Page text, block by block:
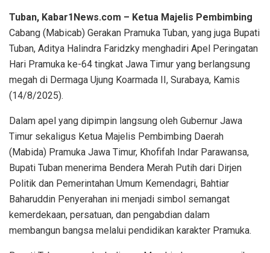
Tuban, Kabar1News.com – Ketua Majelis Pembimbing
Cabang (Mabicab) Gerakan Pramuka Tuban, yang juga Bupati
Tuban, Aditya Halindra Faridzky menghadiri Apel Peringatan
Hari Pramuka ke-64 tingkat Jawa Timur yang berlangsung
megah di Dermaga Ujung Koarmada II, Surabaya, Kamis
(14/8/2025).
Dalam apel yang dipimpin langsung oleh Gubernur Jawa
Timur sekaligus Ketua Majelis Pembimbing Daerah
(Mabida) Pramuka Jawa Timur, Khofifah Indar Parawansa,
Bupati Tuban menerima Bendera Merah Putih dari Dirjen
Politik dan Pemerintahan Umum Kemendagri, Bahtiar
Baharuddin Penyerahan ini menjadi simbol semangat
kemerdekaan, persatuan, dan pengabdian dalam
membangun bangsa melalui pendidikan karakter Pramuka.